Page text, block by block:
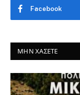
Facebook
ΜΗΝ ΧΆΣΕΤΕ